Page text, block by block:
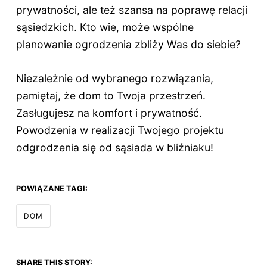
prywatności, ale też szansa na poprawę relacji
sąsiedzkich. Kto wie, może wspólne
planowanie ogrodzenia zbliży Was do siebie?
Niezależnie od wybranego rozwiązania,
pamiętaj, że dom to Twoja przestrzeń.
Zasługujesz na komfort i prywatność.
Powodzenia w realizacji Twojego projektu
odgrodzenia się od sąsiada w bliźniaku!
POWIĄZANE TAGI:
DOM
SHARE THIS STORY: